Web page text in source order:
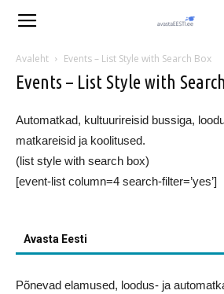
Avaleht Events – List Style with Search Box
Events – List Style with
Automatkad, kultuurireisid bussiga,
matkareisid ja koolitused.
(list style with search box)
[event-list column=4 search-filter=’yes’]
Avasta Eesti
Põnevad elamused, loodus- ja